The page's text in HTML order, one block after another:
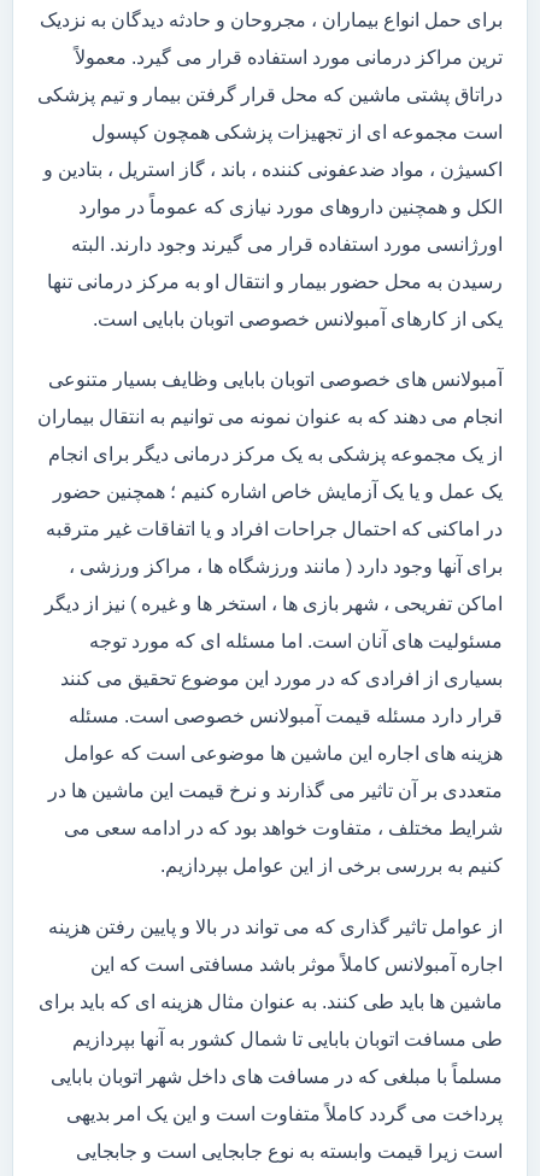
برای حمل انواع بیماران ، مجروحان و حادثه دیدگان به نزدیک
ترین مراکز درمانی مورد استفاده قرار می گیرد. معمولاً
دراتاق پشتی ماشین که محل قرار گرفتن بیمار و تیم پزشکی
است مجموعه ای از تجهیزات پزشکی همچون کپسول
اکسیژن ، مواد ضدعفونی کننده ، باند ، گاز استریل ، بتادین و
الکل و همچنین داروهای مورد نیازی که عموماً در موارد
اورژانسی مورد استفاده قرار می گیرند وجود دارند. البته
رسیدن به محل حضور بیمار و انتقال او به مرکز درمانی تنها
یکی از کارهای آمبولانس خصوصی اتوبان بابایی است.
آمبولانس های خصوصی اتوبان بابایی وظایف بسیار متنوعی
انجام می دهند که به عنوان نمونه می توانیم به انتقال بیماران
از یک مجموعه پزشکی به یک مرکز درمانی دیگر برای انجام
یک عمل و یا یک آزمایش خاص اشاره کنیم ؛ همچنین حضور
در اماکنی که احتمال جراحات افراد و یا اتفاقات غیر مترقبه
برای آنها وجود دارد ( مانند ورزشگاه ها ، مراکز ورزشی ،
اماکن تفریحی ، شهر بازی ها ، استخر ها و غیره ) نیز از دیگر
مسئولیت های آنان است. اما مسئله ای که مورد توجه
بسیاری از افرادی که در مورد این موضوع تحقیق می کنند
قرار دارد مسئله قیمت آمبولانس خصوصی است. مسئله
هزینه های اجاره این ماشین ها موضوعی است که عوامل
متعددی بر آن تاثیر می گذارند و نرخ قیمت این ماشین ها در
شرایط مختلف ، متفاوت خواهد بود که در ادامه سعی می
کنیم به بررسی برخی از این عوامل بپردازیم.
از عوامل تاثیر گذاری که می تواند در بالا و پایین رفتن هزینه
اجاره آمبولانس کاملاً موثر باشد مسافتی است که این
ماشین ها باید طی کنند. به عنوان مثال هزینه ای که باید برای
طی مسافت اتوبان بابایی تا شمال کشور به آنها بپردازیم
مسلماً با مبلغی که در مسافت های داخل شهر اتوبان بابایی
پرداخت می گردد کاملاً متفاوت است و این یک امر بدیهی
است زیرا قیمت وابسته به نوع جابجایی است و جابجایی